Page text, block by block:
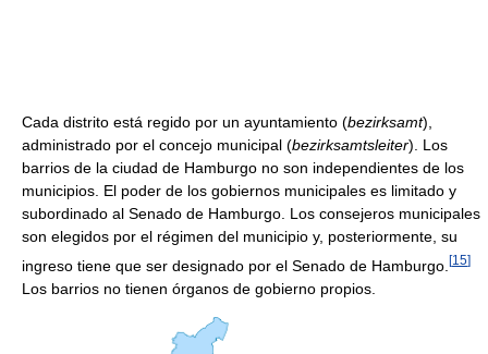
Cada distrito está regido por un ayuntamiento (bezirksamt),
administrado por el concejo municipal (bezirksamtsleiter). Los
barrios de la ciudad de Hamburgo no son independientes de los
municipios. El poder de los gobiernos municipales es limitado y
subordinado al Senado de Hamburgo. Los consejeros municipales
son elegidos por el régimen del municipio y, posteriormente, su
ingreso tiene que ser designado por el Senado de Hamburgo. [15]
Los barrios no tienen órganos de gobierno propios.